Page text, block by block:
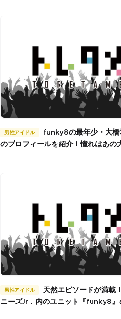
男性アイドル
のプロフィールを紹介！憧れはあの
男性アイドル
ニーズJr．内のユニット『funky8』